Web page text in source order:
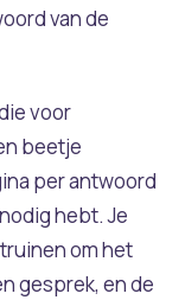
van de
voor
beetje
per antwoord
hebt. Je
om het
gesprek, en de